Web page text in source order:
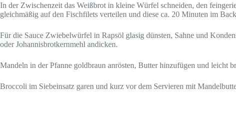
In der Zwischenzeit das Weißbrot in kleine Würfel schneiden, den
gleichmäßig auf den Fischfilets verteilen und diese ca. 20 Minuten im
Für die Sauce Zwiebelwürfel in Rapsöl glasig dünsten, Sahne und
oder Johannisbrotkernmehl andicken.
Mandeln in der Pfanne goldbraun anrösten, Butter hinzufügen und leicht
Broccoli im Siebeinsatz garen und kurz vor dem Servieren mit